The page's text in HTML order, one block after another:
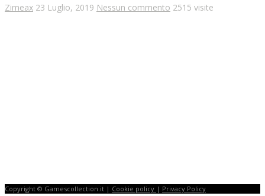
Zimeax 23 Luglio, 2019 Nessun commento 2515 visite
Copyright © Gamescollection.it | Cookie policy | Privacy Policy